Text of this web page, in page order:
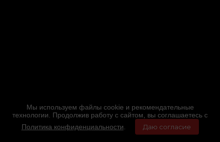
Мы используем файлы cookie и рекомендательные
технологии. Продолжив работу с сайтом, вы соглашаетесь с
Политика конфиденциальности
Даю согласие